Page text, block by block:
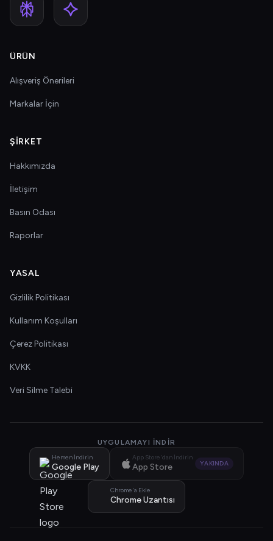
ÜRÜN
Alışveriş Önerileri
Markalar İçin
ŞIRKET
Hakkımızda
İletişim
Basın Odası
Raporlar
YASAL
Gizlilik Politikası
Kullanım Koşulları
Çerez Politikası
KVKK
Veri Silme Talebi
UYGULAMAYI İNDIR
Hemen İndirin
Google Play
App Store'dan İndirin
App Store YAKINDA
Chrome'a Ekle
Chrome Uzantısı